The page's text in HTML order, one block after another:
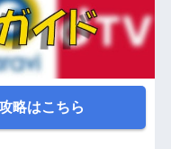
略はこちら